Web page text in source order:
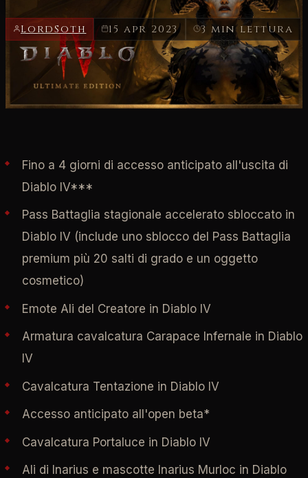
LordSoth 15 apr 2023 3 min lettura
Fino a 4 giorni di accesso anticipato all'uscita di
Diablo IV***
Pass Battaglia stagionale accelerato sbloccato in
Diablo IV (include uno sblocco del Pass Battaglia
premium più 20 salti di grado e un oggetto
cosmetico)
Emote Ali del Creatore in Diablo IV
Armatura cavalcatura Carapace Infernale in Diablo
IV
Cavalcatura Tentazione in Diablo IV
Accesso anticipato all'open beta*
Cavalcatura Portaluce in Diablo IV
Ali di Inarius e mascotte Inarius Murloc in Diablo